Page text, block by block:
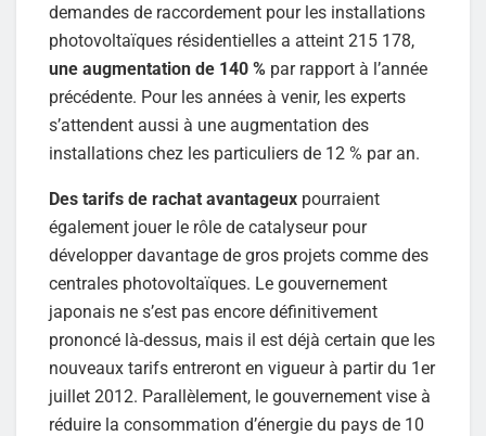
demandes de raccordement pour les installations
photovoltaïques résidentielles a atteint 215 178,
une augmentation de 140 % par rapport à l’année
précédente. Pour les années à venir, les experts
s’attendent aussi à une augmentation des
installations chez les particuliers de 12 % par an.
Des tarifs de rachat avantageux pourraient
également jouer le rôle de catalyseur pour
développer davantage de gros projets comme des
centrales photovoltaïques. Le gouvernement
japonais ne s’est pas encore définitivement
prononcé là-dessus, mais il est déjà certain que les
nouveaux tarifs entreront en vigueur à partir du 1er
juillet 2012. Parallèlement, le gouvernement vise à
réduire la consommation d’énergie du pays de 10